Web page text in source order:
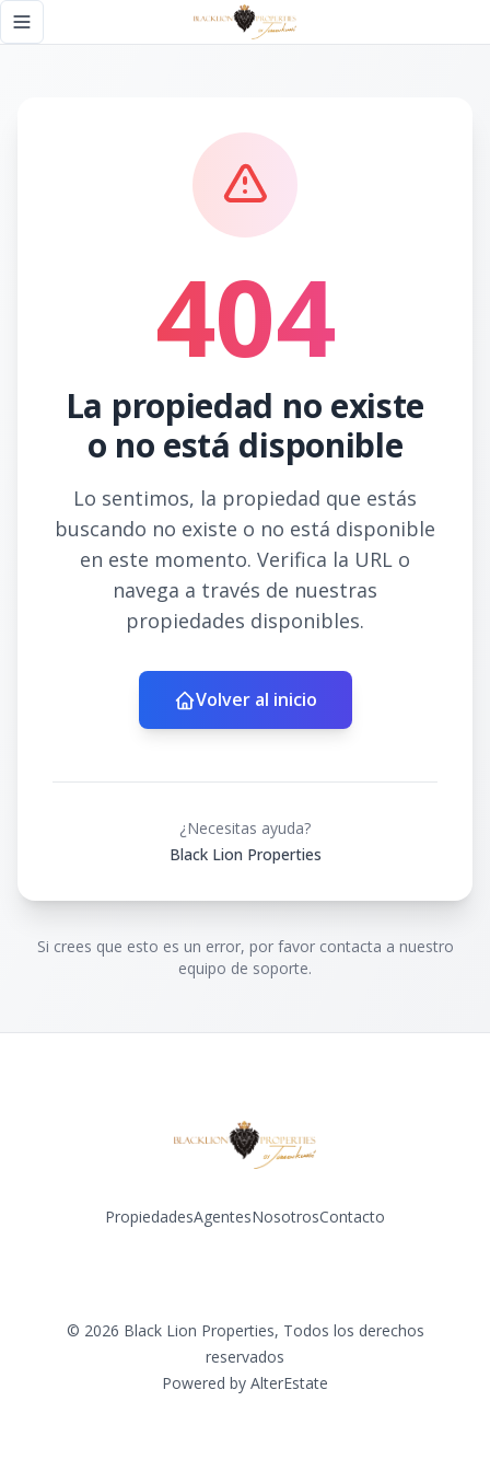
Toggle navigation menu
404
La propiedad no existe
o no está disponible
Lo sentimos, la propiedad que estás
buscando no existe o no está disponible
en este momento. Verifica la URL o
navega a través de nuestras
propiedades disponibles.
Volver al inicio
¿Necesitas ayuda?
Black Lion Properties
Si crees que esto es un error, por favor contacta a nuestro
equipo de soporte.
PropiedadesAgentesNosotrosContacto
© 2026 Black Lion Properties, Todos los derechos
reservados
Powered by AlterEstate
Página no encontrada - Black Lion Properties